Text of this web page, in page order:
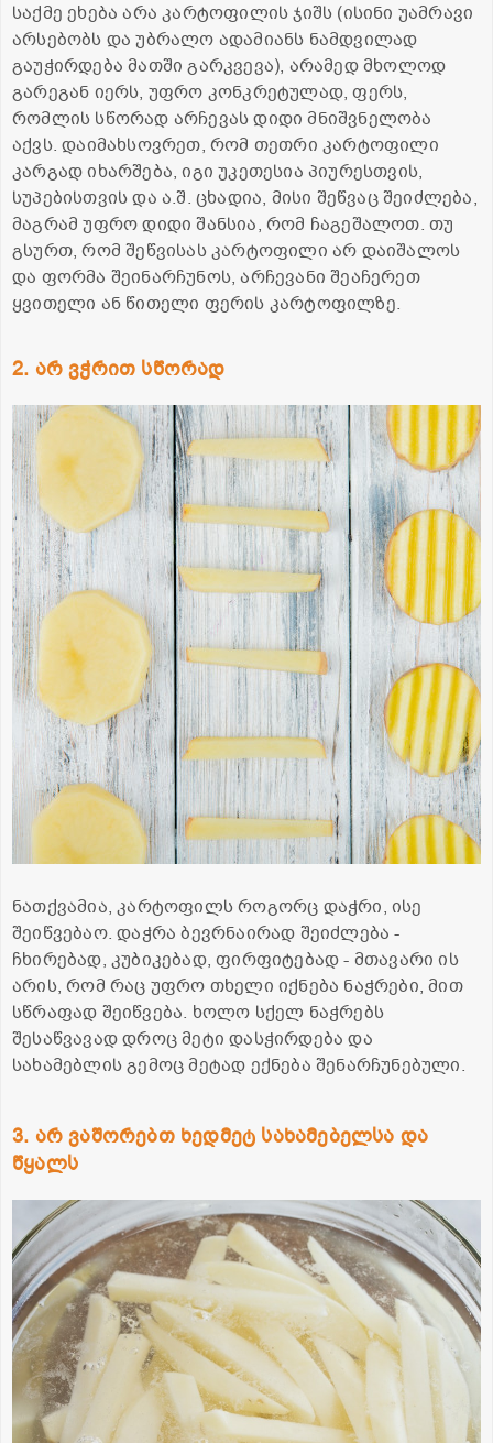
საქმე ეხება არა კარტოფილის ჯიშს (ისინი უამრავი
არსებობს და უბრალო ადამიანს ნამდვილად
გაუჭირდება მათში გარკვევა), არამედ მხოლოდ
გარეგან იერს, უფრო კონკრეტულად, ფერს,
რომლის სწორად არჩევას დიდი მნიშვნელობა
აქვს. დაიმახსოვრეთ, რომ თეთრი კარტოფილი
კარგად იხარშება, იგი უკეთესია პიურესთვის,
სუპებისთვის და ა.შ. ცხადია, მისი შეწვაც შეიძლება,
მაგრამ უფრო დიდი შანსია, რომ ჩაგეშალოთ. თუ
გსურთ, რომ შეწვისას კარტოფილი არ დაიშალოს
და ფორმა შეინარჩუნოს, არჩევანი შეაჩერეთ
ყვითელი ან წითელი ფერის კარტოფილზე.
2. არ ვჭრით სწორად
ნათქვამია, კარტოფილს როგორც დაჭრი, ისე
შეიწვებაო. დაჭრა ბევრნაირად შეიძლება -
ჩხირებად, კუბიკებად, ფირფიტებად - მთავარი ის
არის, რომ რაც უფრო თხელი იქნება ნაჭრები, მით
სწრაფად შეიწვება. ხოლო სქელ ნაჭრებს
შესაწვავად დროც მეტი დასჭირდება და
სახამებლის გემოც მეტად ექნება შენარჩუნებული.
3. არ ვაშორებთ ხედმეტ სახამებელსა და
წყალს